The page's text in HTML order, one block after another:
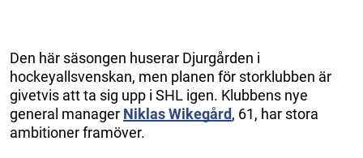
Den här säsongen huserar Djurgården i
hockeyallsvenskan, men planen för storklubben är
givetvis att ta sig upp i SHL igen. Klubbens nye
general manager Niklas Wikegård, 61, har stora
ambitioner framöver.